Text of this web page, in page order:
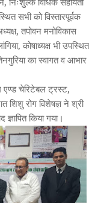
निःशुल्क विधिक सहायता
सभी को विस्तारपूर्वक
तपोवन मनोविकास
कोषाध्यक्ष भी उपस्थित
का स्वागत व आभार
एण्ड चेरिटेबल ट्रस्ट,
शिशु रोग विशेषज्ञ ने श्री
किया गया।